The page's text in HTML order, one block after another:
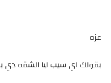
عزه
بقولك اي سيب ليا الشقه دي